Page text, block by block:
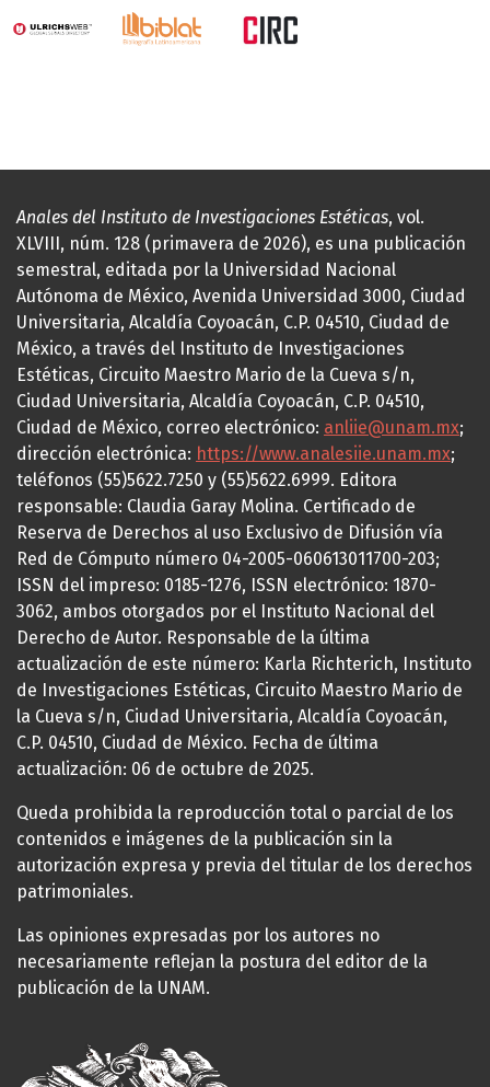
Anales del Instituto de Investigaciones Estéticas, vol.
XLVIII, núm. 128 (primavera de 2026), es una publicación
semestral, editada por la Universidad Nacional
Autónoma de México, Avenida Universidad 3000, Ciudad
Universitaria, Alcaldía Coyoacán, C.P. 04510, Ciudad de
México, a través del Instituto de Investigaciones
Estéticas, Circuito Maestro Mario de la Cueva s/n,
Ciudad Universitaria, Alcaldía Coyoacán, C.P. 04510,
Ciudad de México, correo electrónico: anliie@unam.mx;
dirección electrónica: https://www.analesiie.unam.mx;
teléfonos (55)5622.7250 y (55)5622.6999. Editora
responsable: Claudia Garay Molina. Certificado de
Reserva de Derechos al uso Exclusivo de Difusión vía
Red de Cómputo número 04-2005-060613011700-203;
ISSN del impreso: 0185-1276, ISSN electrónico: 1870-
3062, ambos otorgados por el Instituto Nacional del
Derecho de Autor. Responsable de la última
actualización de este número: Karla Richterich, Instituto
de Investigaciones Estéticas, Circuito Maestro Mario de
la Cueva s/n, Ciudad Universitaria, Alcaldía Coyoacán,
C.P. 04510, Ciudad de México. Fecha de última
actualización: 06 de octubre de 2025.
Queda prohibida la reproducción total o parcial de los
contenidos e imágenes de la publicación sin la
autorización expresa y previa del titular de los derechos
patrimoniales.
Las opiniones expresadas por los autores no
necesariamente reflejan la postura del editor de la
publicación de la UNAM.